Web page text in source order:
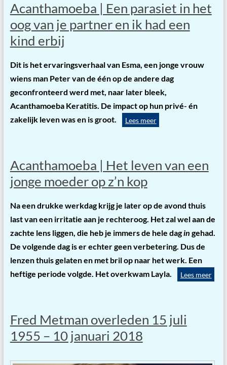
Acanthamoeba | Een parasiet in het
oog van je partner en ik had een
kind erbij
Dit is het ervaringsverhaal van Esma, een jonge vrouw
wiens man Peter van de één op de andere dag
geconfronteerd werd met, naar later bleek,
Acanthamoeba Keratitis. De impact op hun privé- én
zakelijk leven was en is groot.
Lees meer
Acanthamoeba | Het leven van een
jonge moeder op z’n kop
Na een drukke werkdag krijg je later op de avond thuis
last van een irritatie aan je rechteroog. Het zal wel aan de
zachte lens liggen, die heb je immers de hele dagin gehad.
De volgende dag is er echter geen verbetering. Dus de
lenzen thuis gelaten en met bril op naar het werk. Een
heftige periode volgde. Het overkwam Layla.
Lees meer
Fred Metman overleden 15 juli
1955 – 10 januari 2018